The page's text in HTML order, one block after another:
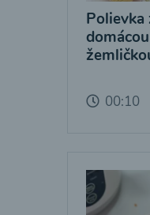
Polievka
00:10